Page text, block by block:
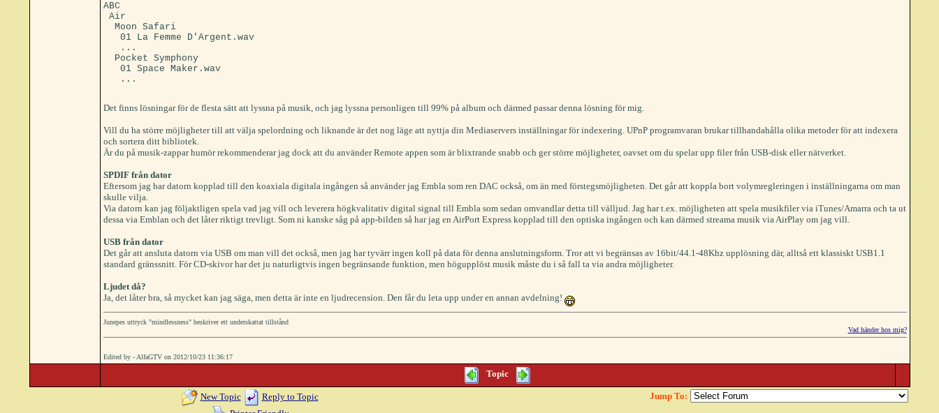
ABC
Air
  Moon Safari
   01 La Femme D'Argent.wav
   ...
  Pocket Symphony
   01 Space Maker.wav
Det finns lösningar för de flesta sätt att lyssna på musik, och jag lyssna personligen till 99% på album och därmed passar denna lösning för mig.
Vill du ha större möjligheter till att välja spelordning och liknande är det nog läge att nyttja din Mediaservers inställningar för indexering. UPnP programvaran brukar tillhandahålla olika metoder för att indexera
och sortera ditt bibliotek.
Är du på musik-zappar humör rekommenderar jag dock att du använder Remote appen som är blixtrande snabb och ger större möjligheter, oavset om du spelar upp filer från USB-disk eller nätverket.
SPDIF från dator
Eftersom jag har datorn kopplad till den koaxiala digitala ingången så använder jag Embla som ren DAC också, om än med förstegsmöjligheten. Det går att koppla bort volymregleringen i inställningarna om man
skulle vilja.
Via datorn kan jag följaktligen spela vad jag vill och leverera högkvalitativ digital signal till Embla som sedan omvandlar detta till välljud. Jag har t.ex. möjligheten att spela musikfiler via iTunes/Amarra och ta ut
dessa via Emblan och det låter riktigt trevligt. Som ni kanske såg på app-bilden så har jag en AirPort Express kopplad till den optiska ingången och kan därmed streama musik via AirPlay om jag vill.
USB från dator
Det går att ansluta datorn via USB om man vill det också, men jag har tyvärr ingen koll på data för denna anslutningsform. Tror att vi begränsas av 16bit/44.1-48Khz upplösning där, alltså ett klassiskt USB1.1
standard gränssnitt. För CD-skivor har det ju naturligtvis ingen begränsande funktion, men högupplöst musik måste du i så fall ta via andra möjligheter.
Ljudet då?
Ja, det låter bra, så mycket kan jag säga, men detta är inte en ljudrecension. Den får du leta upp under en annan avdelning!
Junepes uttryck "mindlessness" beskriver ett underskattat tillstånd
Vad händer hos mig?
Edited by - AlfaGTV on 2012/10/23 11:36:17
Topic
New Topic
Reply to Topic
Jump To: